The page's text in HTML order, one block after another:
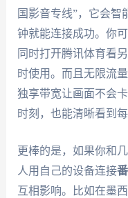
国影音专线”，它会智
钟就能连接成功。你
同时打开腾讯体育看
时使用。而且无限流
独享带宽让画面不会
时刻，也能清晰看到每
更棒的是，如果你和
人用自己的设备连接
互相影响。比如在墨